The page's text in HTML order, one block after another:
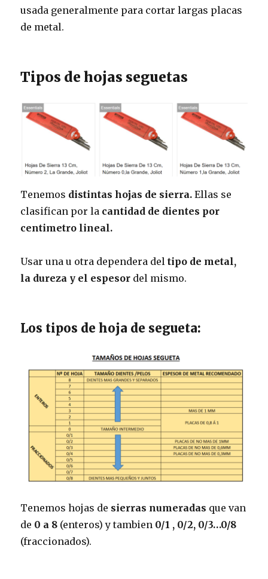
usada generalmente para cortar largas placas
de metal.
Tipos de hojas seguetas
Tenemos distintas hojas de sierra. Ellas se
clasifican por la cantidad de dientes por
centimetro lineal.
Usar una u otra dependera deltipo de metal,
la dureza y el espesor del mismo.
Los tipos de hoja de segueta:
Tenemos hojas de sierras numeradas que van
de 0 a 8 (enteros) y tambien 0/1 , 0/2, 0/3…0/8
(fraccionados).